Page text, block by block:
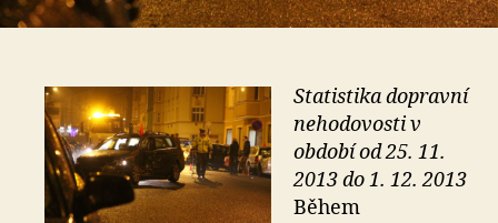
Statistika dopravní
nehodovosti v
období od 25. 11.
2013 do 1. 12. 2013
Během